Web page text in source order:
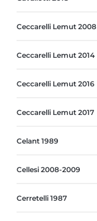
Ceccarelli Lemut 2008
Ceccarelli Lemut 2014
Ceccarelli Lemut 2016
Ceccarelli Lemut 2017
Celant 1989
Cellesi 2008-2009
Cerretelli 1987